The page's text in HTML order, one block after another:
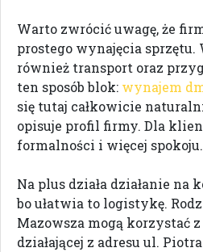
Warto zwrócić uwagę, że
prostego wynajęcia sprzętu.
również transport oraz
ten sposób blok: wynajem
się tutaj całkowicie
opisuje profil firmy. Dla
formalności i więcej spokoju.
Na plus działa działanie na
bo ułatwia to logistykę.
Mazowsza mogą korzystać
działającej z adresu ul.